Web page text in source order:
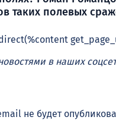
таких полевых
в наших
не будет